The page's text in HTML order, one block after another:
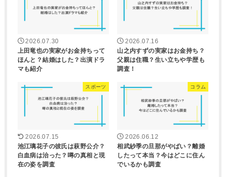
2026.07.30
上田竜也の実家がお金持ちって
ほんと？結婚はした？出演ドラ
マも紹介
2026.07.16
山之内すずの実家はお金持ち？
父親は住職？生い立ちや学歴も
調査！
スポーツ
2026.07.15
池江璃花子の彼氏は萩野公介？
白血病は治った？噂の真相と現
在の姿を調査
コラム
2026.06.12
相武紗季の旦那がやばい？離婚
したって本当？今はどこに住ん
でいるかも調査